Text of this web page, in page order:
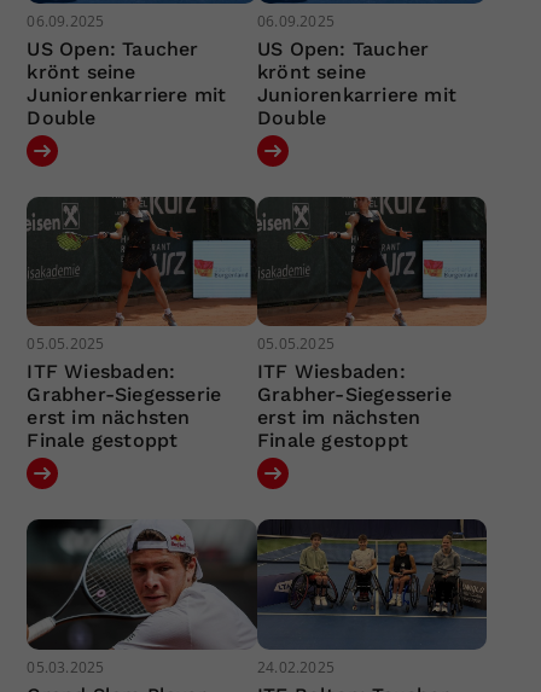
06.09.2025
US Open: Taucher
krönt seine
Juniorenkarriere mit
Double
06.09.2025
US Open: Taucher
krönt seine
Juniorenkarriere mit
Double
05.05.2025
ITF Wiesbaden:
Grabher-Siegesserie
erst im nächsten
Finale gestoppt
05.05.2025
ITF Wiesbaden:
Grabher-Siegesserie
erst im nächsten
Finale gestoppt
05.03.2025 24.02.2025